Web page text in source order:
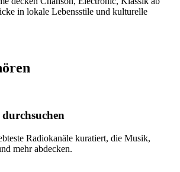
in lokale Lebensstile und kulturelle
Radiokanäle kuratiert, die Musik,
mehr abdecken.